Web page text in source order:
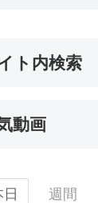
ト内検索
動画
日 週間